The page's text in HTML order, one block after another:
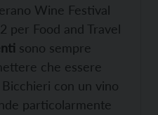
Wine Festival
per Food and Travel
sono sempre
che essere
con un vino
particolarmente